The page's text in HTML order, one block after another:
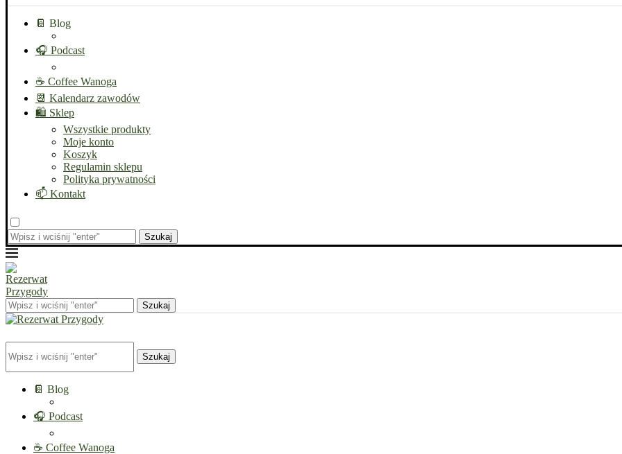
📔 Blog
🎧 Podcast
☕ Coffee Wanoga
📆 Kalendarz zawodów
🛍️ Sklep
Wszystkie produkty
Moje konto
Koszyk
Regulamin sklepu
Polityka prywatności
📫 Kontakt
Szukaj
Szukaj
Szukaj
📔 Blog
🎧 Podcast
☕ Coffee Wanoga